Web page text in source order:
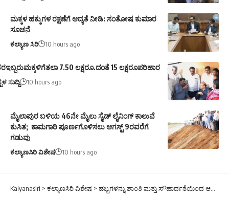
ಮಕ್ಕಳ ಹಕ್ಕುಗಳ ರಕ್ಷಣೆಗೆ ಆದ್ಯತೆ ನೀಡಿ: ಸಂತೋಷ ಕುಮಾರ
ಸೂಚನೆ
ಕಲ್ಯಾಣ ಸಿರಿ 10 hours ago
7.50 ಲಕ್ಷರೂ.ದಂತೆ 15 ಲಕ್ಷರೂಪರಿಹಾರ
ಸುದ್ದಿ 10 hours ago
ಮೈಲಾಪುರ ಬಳಿಯ 46ನೇ ಮೈಲು ಸೈಡ್ ಲೈನಿಂಗ್ ಕಾಲುವೆ
ಕುಸಿತ; ಕಾಮಗಾರಿ ಪೂರ್ಣಗೊಳಿಸಲು ಆಗಸ್ಟ್ 9ರವರೆಗೆ
ಗಡುವು
ಕಲ್ಯಾಣಸಿರಿ ವಿಶೇಷ 10 hours ago
Kalyanasiri > ಕಲ್ಯಾಣಸಿರಿ ವಿಶೇಷ > ಹಬ್ಬಗಳನ್ನು ಶಾಂತಿ ಮತ್ತು ಸೌಹಾರ್ದತೆಯಿಂದ ಆಚರಿಸಿ- ಜಿಲ್ಲಾಧಿಕಾರಿ ಡಾ. ಸುರೇಶ ಇಟ್ನಾಳ